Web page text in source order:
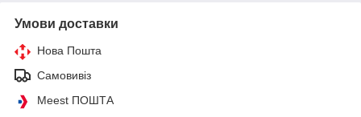
Умови доставки
Нова Пошта
Самовивіз
Meest ПОШТА